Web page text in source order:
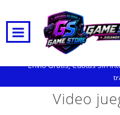
Envio Gratis, Cuotas Sin
Video